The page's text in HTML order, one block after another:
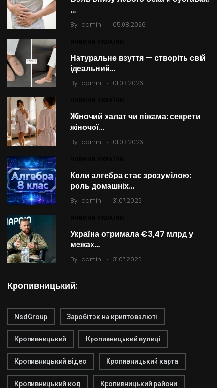
…
By admin . 05.08.2026
Натуральне взуття — створіть свій
ідеальний…
By admin . 01.08.2026
Жіночий халат чи піжама: секрети
жіночої…
By admin . 01.08.2026
Коли алгебра стає зрозумілою:
роль домашніх…
By admin . 31.07.2026
Україна отримала €3,47 млрд у
межах…
By admin . 31.07.2026
Кропивницький:
NsdGroup Заробіток на криптовалюті
Кропивницький Кропивницький вулиці
Кропивницький відео Кропивницький карта
Кропивницький код Кропивницький райони